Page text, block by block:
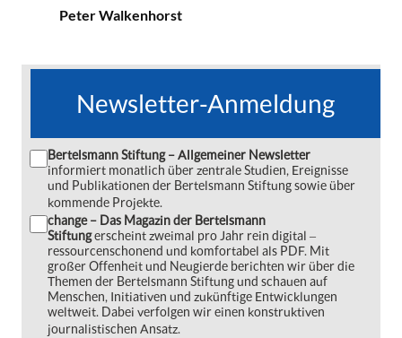
Peter Walkenhorst
Newsletter-Anmeldung
Bertelsmann Stiftung – Allgemeiner Newsletter
informiert monatlich über zentrale Studien, Ereignisse
und Publikationen der Bertelsmann Stiftung sowie über
kommende Projekte.
change – Das Magazin der Bertelsmann
Stiftungerscheint zweimal pro Jahr rein digital ‒
ressourcenschonend und komfortabel als PDF. Mit
großer Offenheit und Neugierde berichten wir über die
Themen der Bertelsmann Stiftung und schauen auf
Menschen, Initiativen und zukünftige Entwicklungen
weltweit. Dabei verfolgen wir einen konstruktiven
journalistischen Ansatz.